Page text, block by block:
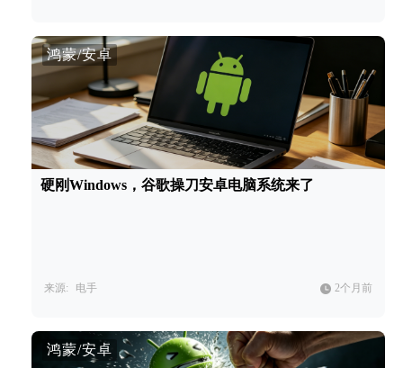
鸿蒙/安卓
硬刚Windows，谷歌操刀安卓电脑系统来了
来源: 电手 2个月前
鸿蒙/安卓